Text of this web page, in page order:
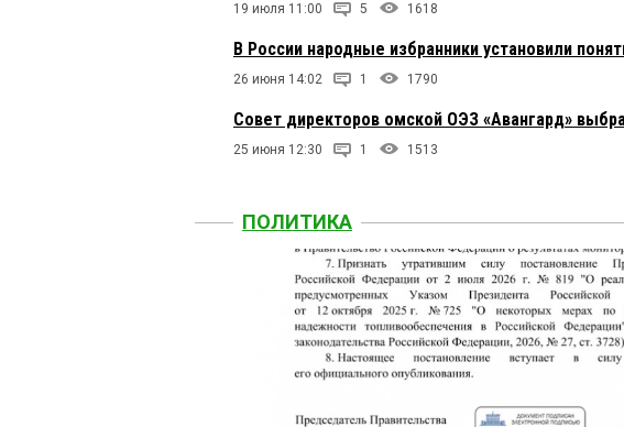
19 июля 11:00 5 1618
В России народные избранники установили
26 июня 14:02 1 1790
Совет директоров омской ОЭЗ «Авангард»
25 июня 12:30 1 1513
ПОЛИТИКА